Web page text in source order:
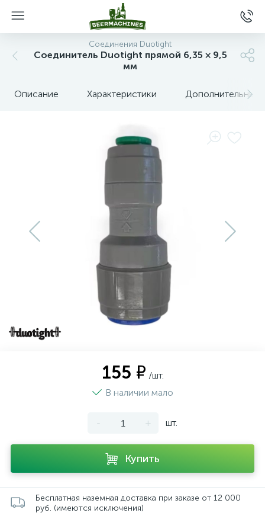
Соединения Duotight
Соединитель Duotight прямой 6,35 × 9,5
мм
Описание Характеристики Дополнительные
155 ₽ /шт.
В наличии мало
- + шт.
Купить
Бесплатная наземная доставка при заказе от 12 000
руб. (имеются исключения)